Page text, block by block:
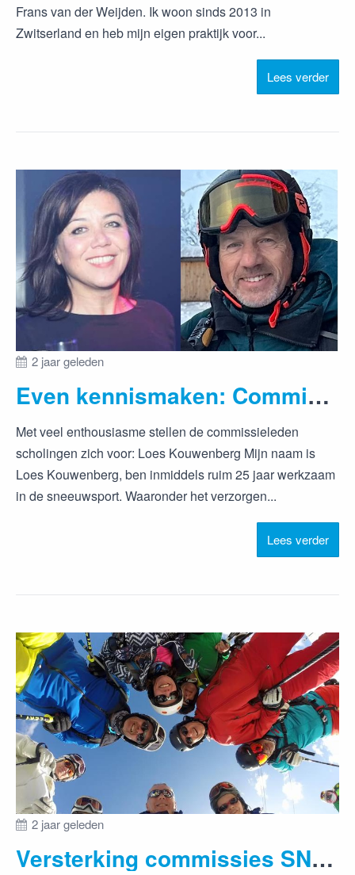
Frans van der Weijden. Ik woon sinds 2013 in
Zwitserland en heb mijn eigen praktijk voor...
Lees verder
2 jaar geleden
Even kennismaken: Commissie Scholingen
Met veel enthousiasme stellen de commissieleden
scholingen zich voor: Loes Kouwenberg Mijn naam is
Loes Kouwenberg, ben inmiddels ruim 25 jaar werkzaam
in de sneeuwsport. Waaronder het verzorgen...
Lees verder
2 jaar geleden
Versterking commissies SNOWPROs gezocht